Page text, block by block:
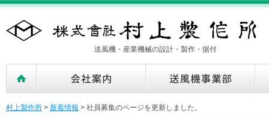
送風機・産業機械の設計・製作・据付
村上製作所 > 新着情報 > 社員募集のページを更新しました。